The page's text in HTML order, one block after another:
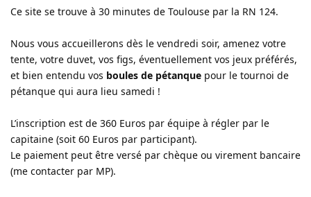
Ce site se trouve à 30 minutes de Toulouse par la RN 124.
Nous vous accueillerons dès le vendredi soir, amenez votre
tente, votre duvet, vos figs, éventuellement vos jeux préférés,
et bien entendu vos boules de pétanque pour le tournoi de
pétanque qui aura lieu samedi !
L’inscription est de 360 Euros par équipe à régler par le
capitaine (soit 60 Euros par participant).
Le paiement peut être versé par chèque ou virement bancaire
(me contacter par MP).